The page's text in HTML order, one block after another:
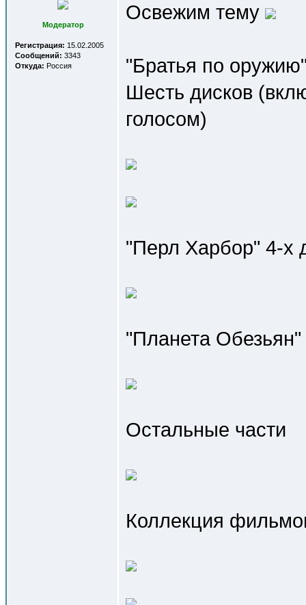
Модератор
Регистрация: 15.02.2005
Сообщений: 3343
Откуда: Россия
Освежим тему
"Братья по
Шесть дисков
голосом)
"Перл Харбор" 4-х
"Планета
Остальные части
Коллекция